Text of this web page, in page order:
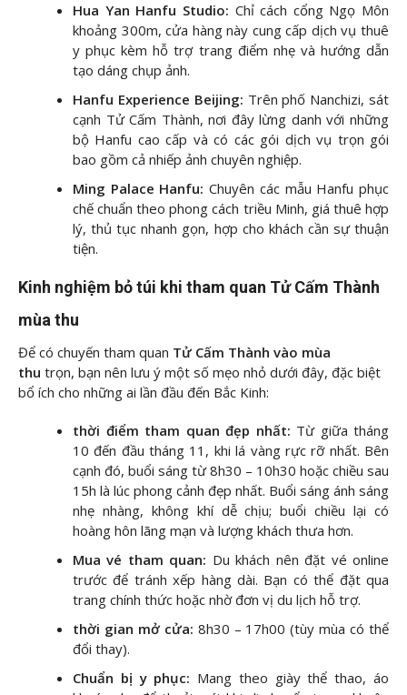
Hua Yan Hanfu Studio: Chỉ cách cổng Ngọ Môn
khoảng 300m, cửa hàng này cung cấp dịch vụ thuê
y phục kèm hỗ trợ trang điểm nhẹ và hướng dẫn
tạo dáng chụp ảnh.
Hanfu Experience Beijing: Trên phố Nanchizi, sát
cạnh Tử Cấm Thành, nơi đây lừng danh với những
bộ Hanfu cao cấp và có các gói dịch vụ trọn gói
bao gồm cả nhiếp ảnh chuyên nghiệp.
Ming Palace Hanfu: Chuyên các mẫu Hanfu phục
chế chuẩn theo phong cách triều Minh, giá thuê hợp
lý, thủ tục nhanh gọn, hợp cho khách cần sự thuận
tiện.
Kinh nghiệm bỏ túi khi tham quan Tử Cấm Thành
mùa thu
Để có chuyến tham quan Tử Cấm Thành vào mùa
thu trọn, bạn nên lưu ý một số mẹo nhỏ dưới đây, đặc biệt
bổ ích cho những ai lần đầu đến Bắc Kinh:
thời điểm tham quan đẹp nhất: Từ giữa tháng
10 đến đầu tháng 11, khi lá vàng rực rỡ nhất. Bên
cạnh đó, buổi sáng từ 8h30 – 10h30 hoặc chiều sau
15h là lúc phong cảnh đẹp nhất. Buổi sáng ánh sáng
nhẹ nhàng, không khí dễ chịu; buổi chiều lại có
hoàng hôn lãng mạn và lượng khách thưa hơn.
Mua vé tham quan: Du khách nên đặt vé online
trước để tránh xếp hàng dài. Bạn có thể đặt qua
trang chính thức hoặc nhờ đơn vị du lịch hỗ trợ.
thời gian mở cửa: 8h30 – 17h00 (tùy mùa có thể
đổi thay).
Chuẩn bị y phục: Mang theo giày thể thao, áo